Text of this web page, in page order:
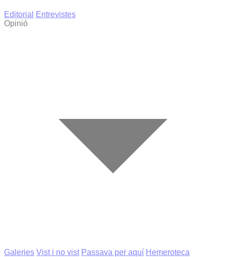
Editorial
Entrevistes
Opinió
Galeries Vist i no vist Passava per aquí Hemeroteca